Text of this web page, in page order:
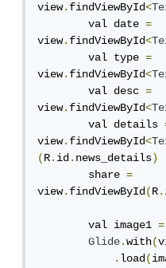
view.findViewById<
        val date
=
view.findViewById<
        val type
=
view.findViewById<
        val desc
=
view.findViewById<
val
view.findViewById<
(R.id.news_details)
        share
=
view.findViewById(R
        val image1
=
Glide.with(
.load(